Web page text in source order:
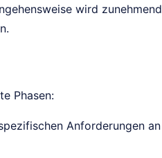
wird zunehmend
Phasen:
Anforderungen an